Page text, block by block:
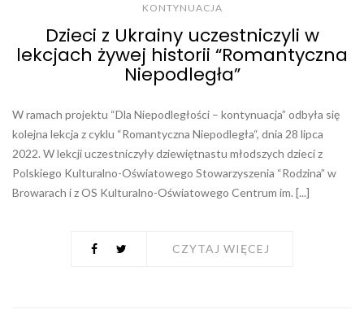
KONTYNUACJA
Dzieci z Ukrainy uczestniczyli w
lekcjach żywej historii “Romantyczna
Niepodległa”
W ramach projektu “Dla Niepodległości – kontynuacja” odbyła się
kolejna lekcja z cyklu “Romantyczna Niepodległa“, dnia 28 lipca
2022. W lekcji uczestniczyły dziewiętnastu młodszych dzieci z
Polskiego Kulturalno-Oświatowego Stowarzyszenia “Rodzina” w
Browarach i z OS Kulturalno-Oświatowego Centrum im. [...]
CZYTAJ WIĘCEJ